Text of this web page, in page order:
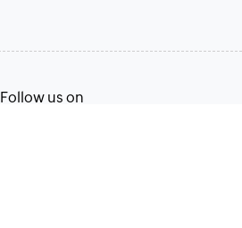
Follow us on